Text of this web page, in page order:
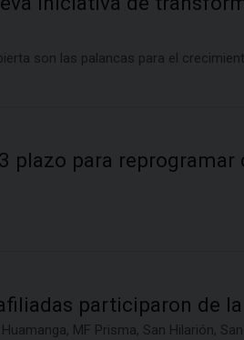
son las palancas para el
plazo para reprogramar
participaron de
MF Prisma, San Hilarión,